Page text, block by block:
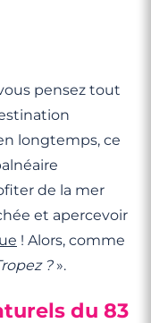
pensez tout
longtemps, ce
de la mer
et apercevoir
! Alors, comme
?».
du 83